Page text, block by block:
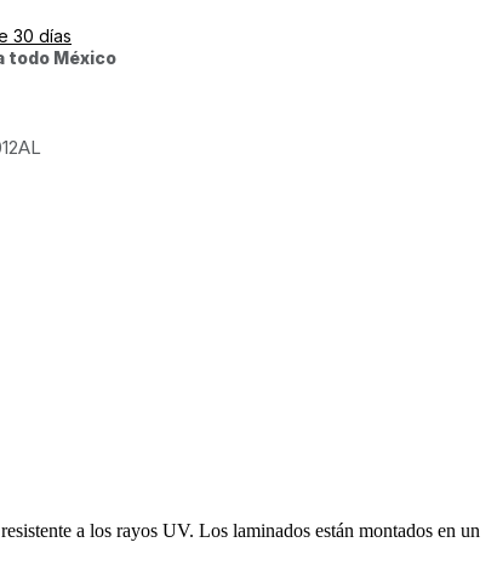
30 días
todo México
a los rayos UV. Los laminados están montados en un